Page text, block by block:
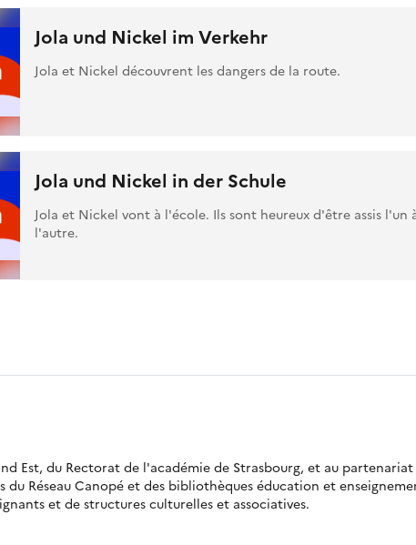
Jola und Nickel im Verkehr
Jola et Nickel découvrent les dangers de la route.
Jola und Nickel in der Schule
Jola et Nickel vont à l'école. Ils sont heureux d'être assis l'un
l'autre.
Est, du Rectorat de l'académie de Strasbourg, et au partenariat
Réseau Canopé et des bibliothèques éducation et
et de structures culturelles et associatives.